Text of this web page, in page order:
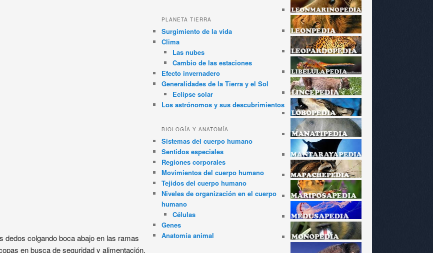
dedos colgando boca abajo en las ramas
en busca de seguridad y alimentación.
PLANETA TIERRA
Surgimiento de la vida
Clima
Las nubes
Cambio de las estaciones
Efecto invernadero
Generalidades de la Tierra y el Sol
Eclipse solar
Los astrónomos y sus descubrimientos
BIOLOGÍA Y ANATOMÍA
Sistemas del cuerpo humano
Sentidos especiales
Regiones corporales
Movimientos del cuerpo humano
Tejidos del cuerpo humano
Niveles de organización en el cuerpo
humano
Células
Genes
Anatomía animal